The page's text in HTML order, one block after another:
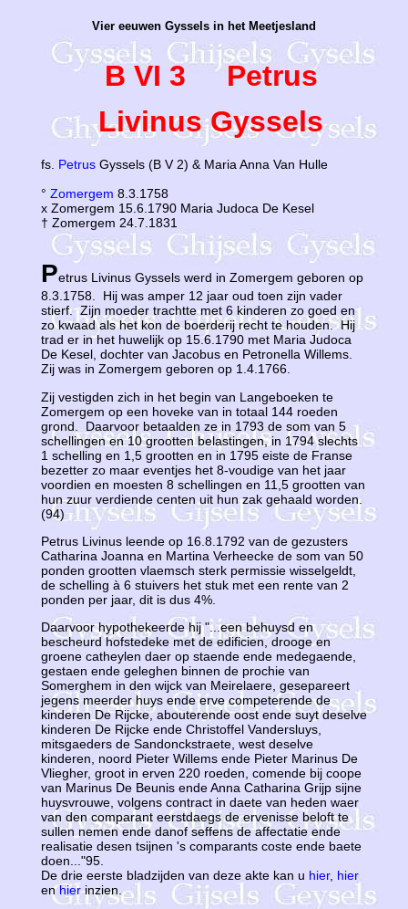
Vier eeuwen Gyssels in het Meetjesland
B VI 3 Petrus
Livinus Gyssels
fs. PetrusGyssels (B V 2) & Maria Anna Van Hulle
° Zomergem 8.3.1758
x Zomergem 15.6.1790 Maria Judoca De Kesel
† Zomergem 24.7.1831
Petrus Livinus Gyssels werd in Zomergem geboren op
8.3.1758. Hij was amper 12 jaar oud toen zijn vader
stierf. Zijn moeder trachtte met 6 kinderen zo goed en
zo kwaad als het kon de boerderij recht te houden. Hij
trad er in het huwelijk op 15.6.1790 met Maria Judoca
De Kesel, dochter van Jacobus en Petronella Willems.
Zij was in Zomergem geboren op 1.4.1766.
Zij vestigden zich in het begin van Langeboeken te
Zomergem op een hoveke van in totaal 144 roeden
grond. Daarvoor betaalden ze in 1793 de som van 5
schellingen en 10 grootten belastingen, in 1794 slechts
1 schelling en 1,5 grootten en in 1795 eiste de Franse
bezetter zo maar eventjes het 8-voudige van het jaar
voordien en moesten 8 schellingen en 11,5 grootten van
hun zuur verdiende centen uit hun zak gehaald worden.
(94)
Petrus Livinus leende op 16.8.1792 van de gezusters
Catharina Joanna en Martina Verheecke de som van 50
ponden grootten vlaemsch sterk permissie wisselgeldt,
de schelling à 6 stuivers het stuk met een rente van 2
ponden per jaar, dit is dus 4%.
Daarvoor hypothekeerde hij "...een behuysd en
bescheurd hofstedeke met de edificien, drooge en
groene catheylen daer op staende ende medegaende,
gestaen ende geleghen binnen de prochie van
Somerghem in den wijck van Meirelaere, gesepareert
jegens meerder huys ende erve competerende de
kinderen De Rijcke, abouterende oost ende suyt deselve
kinderen De Rijcke ende Christoffel Vandersluys,
mitsgaeders de Sandonckstraete, west deselve
kinderen, noord Pieter Willems ende Pieter Marinus De
Vliegher, groot in erven 220 roeden, comende bij coope
van Marinus De Beunis ende Anna Catharina Grijp sijne
huysvrouwe, volgens contract in daete van heden waer
van den comparant eerstdaegs de ervenisse beloft te
sullen nemen ende danof seffens de affectatie ende
realisatie desen tsijnen 's comparants coste ende baete
doen..."95.
De drie eerste bladzijden van deze akte kan u hier, hier
enhierinzien.